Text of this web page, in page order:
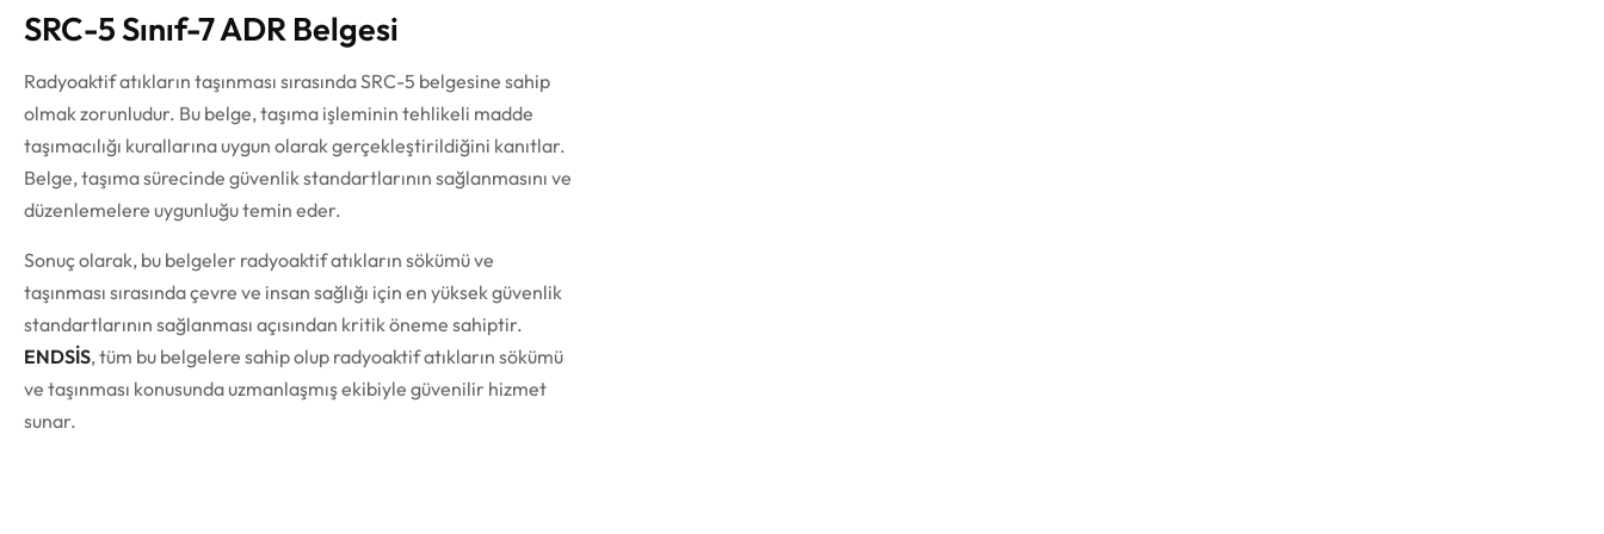
SRC-5 Sınıf-7 ADR Belgesi
Radyoaktif atıkların taşınması sırasında SRC-5 belgesine sahip
olmak zorunludur. Bu belge, taşıma işleminin tehlikeli madde
taşımacılığı kurallarına uygun olarak gerçekleştirildiğini kanıtlar.
Belge, taşıma sürecinde güvenlik standartlarının sağlanmasını ve
düzenlemelere uygunluğu temin eder.
Sonuç olarak, bu belgeler radyoaktif atıkların sökümü ve
taşınması sırasında çevre ve insan sağlığı için en yüksek güvenlik
standartlarının sağlanması açısından kritik öneme sahiptir.
ENDSİS, tüm bu belgelere sahip olup radyoaktif atıkların sökümü
ve taşınması konusunda uzmanlaşmış ekibiyle güvenilir hizmet
sunar.